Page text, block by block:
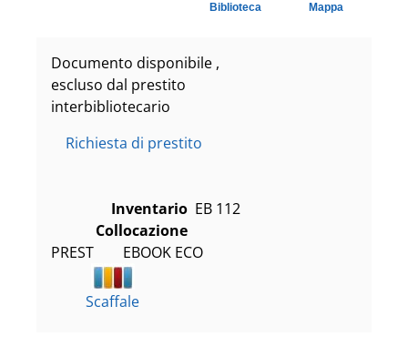
Mappa
Biblioteca
Documento disponibile ,
escluso dal prestito
interbibliotecario
Richiesta di prestito
Inventario EB 112
Collocazione
PREST        EBOOK ECO
Scaffale